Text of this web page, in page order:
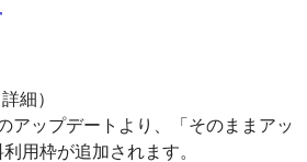
細）
アップデートより、「そのままアッ
用枠が追加されます。